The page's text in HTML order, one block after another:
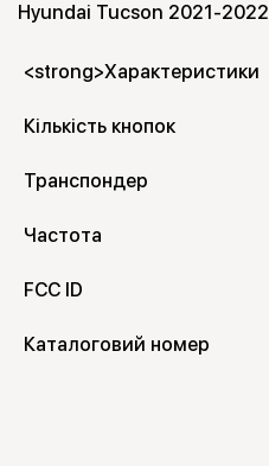
Hyundai Tucson 2021-2022
<strong>Характеристики
Кількість кнопок
Транспондер
Частота
FCC ID
Каталоговий номер